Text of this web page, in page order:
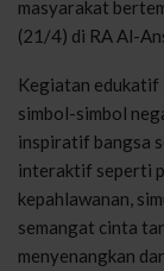
masyarakat
(21/4) di RA Al-
Kegiatan edukatif
simbol-simbol
inspiratif bangsa
interaktif seperti
kepahlawanan,
semangat cinta
menyenangkan